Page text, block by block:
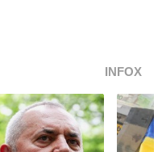
INFOX